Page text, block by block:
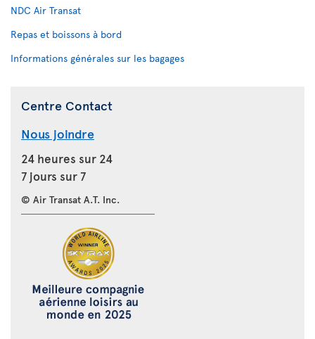
NDC Air Transat
Repas et boissons à bord
Informations générales sur les bagages
Centre Contact
Nous joindre
24 heures sur 24
7 jours sur 7
© Air Transat A.T. Inc.